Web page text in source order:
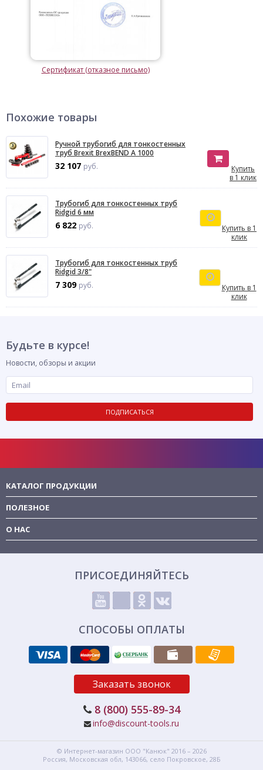
Сертификат (отказное письмо)
Похожие товары
Ручной трубогиб для тонкостенных
труб Brexit BrexBEND A 1000
32 107 руб.
Купить
в 1 клик
Трубогиб для тонкостенных труб
Ridgid 6 мм
6 822 руб.
Купить в 1
клик
Трубогиб для тонкостенных труб
Ridgid 3/8"
7 309 руб.
Купить в 1
клик
Будьте в курсе!
Новости, обзоры и акции
ПОДПИСАТЬСЯ
КАТАЛОГ ПРОДУКЦИИ
ПОЛЕЗНОЕ
О НАС
ПРИСОЕДИНЯЙТЕСЬ
СПОСОБЫ ОПЛАТЫ
Заказать звонок
8 (800) 555-89-34
info@discount-tools.ru
© Интернет-магазин ООО "Канюк" 2016 – 2026
Россия, Московская обл, 143066, село Покровское, 28Б